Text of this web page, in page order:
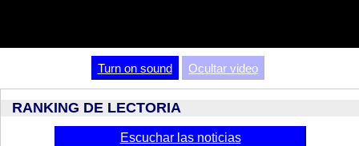
Turn on sound Ocultar video
RANKING DE LECTORIA
Escuchar las noticias